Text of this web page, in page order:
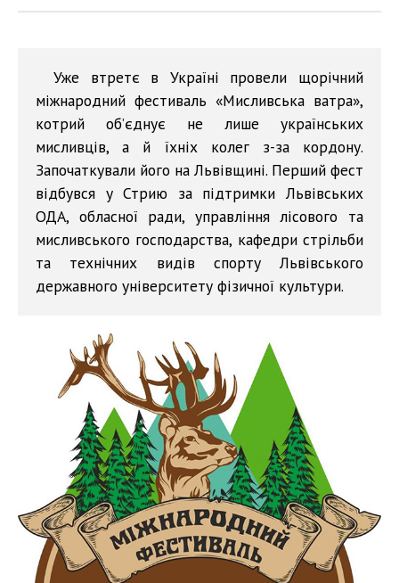
Уже втретє в Україні провели щорічний
міжнародний фестиваль «Мисливська ватра»,
котрий об’єднує не лише українських
мисливців, а й їхніх колег з-за кордону.
Започаткували його на Львівщині. Перший фест
відбувся у Стрию за підтримки Львівських
ОДА, обласної ради, управління лісового та
мисливського господарства, кафедри стрільби
та технічних видів спорту Львівського
державного університету фізичної культури.